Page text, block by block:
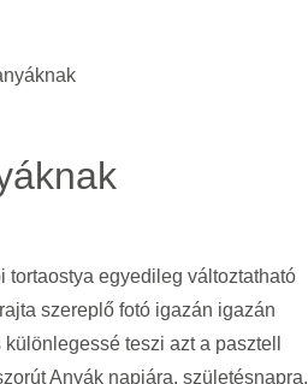
tortaostya egyedileg változtatható
szereplő fotó igazán igazán
teszi azt a pasztell
Anyák napjára, születésnapra,